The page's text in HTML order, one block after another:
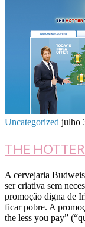
Uncategorized julho
THE
A cervejaria
ser criativa sem
promoção digna de
ficar pobre. A
the less you pay”